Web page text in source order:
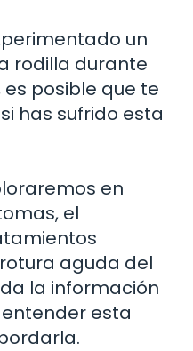
un
rodilla durante
posible que te
has sufrido esta
en
el
aguda del
la información
esta